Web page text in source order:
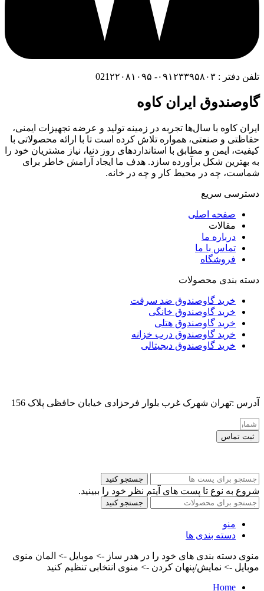
تلفن دفتر : ۰۹۱۲۳۳۹۵۸۰۳- 021۲۲۰۸۱۰۹۵
گاوصندوق ایران کاوه
ایران کاوه با سال‌ها تجربه در زمینه تولید و عرضه تجهیزات ایمنی،
حفاظتی و صنعتی، همواره تلاش کرده است تا با ارائه محصولاتی با
کیفیت، ایمن و مطابق با استانداردهای روز دنیا، نیاز مشتریان خود را
به بهترین شکل برآورده سازد. هدف ما ایجاد آرامش خاطر برای
شماست، چه در محیط کار و چه در خانه.
دسترسی سریع
صفحه اصلی
مقالات
درباره ما
تماس با ما
فروشگاه
دسته بندی محصولات
خرید گاوصندوق ضد سرقت
خرید گاوصندوق خانگی
خرید گاوصندوق هتلی
خرید گاوصندوق درب خزانه
خرید گاوصندوق دیجیتالی
آدرس :تهران شهرک غرب بلوار فرحزادی خیابان حافظی پلاک 156
ثبت تماس
جستجو کنید
شروع به نوع تا پست های آیتم نظر خود را ببینید.
جستجو کنید
منو
دسته بندی ها
منوی دسته بندی های خود را در هدر ساز -> موبایل -> المان منوی
موبایل -> نمایش/پنهان کردن -> منوی انتخابی تنظیم کنید
Home